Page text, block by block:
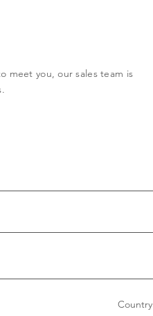
meet you, our sales team is
Country